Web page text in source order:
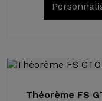
Théorème FS